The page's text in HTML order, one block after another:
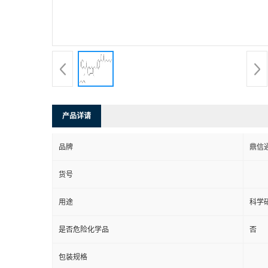
产品详请
品牌 鼎信
货号
用途 科学
是否危险化学品 否
包装规格